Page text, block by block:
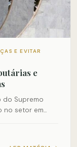
E EVITAR
e
do Supremo
setor em...